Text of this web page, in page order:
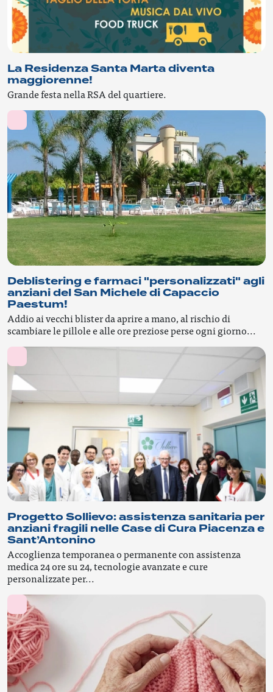
La Residenza Santa Marta diventa
maggiorenne!
Grande festa nella RSA del quartiere.
Deblistering e farmaci "personalizzati" agli
anziani del San Michele di Capaccio
Paestum!
Addio ai vecchi blister da aprire a mano, al rischio di
scambiare le pillole e alle ore preziose perse ogni giorno...
Progetto Sollievo: assistenza sanitaria per
anziani fragili nelle Case di Cura Piacenza e
Sant’Antonino
Accoglienza temporanea o permanente con assistenza
medica 24 ore su 24, tecnologie avanzate e cure
personalizzate per...